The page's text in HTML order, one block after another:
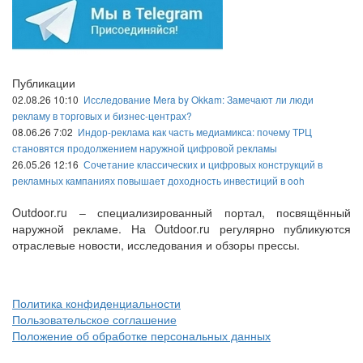
Публикации
02.08.26 10:10 Исследование Mera by Okkam: Замечают ли люди
рекламу в торговых и бизнес-центрах?
08.06.26 7:02 Индор-реклама как часть медиамикса: почему ТРЦ
становятся продолжением наружной цифровой рекламы
26.05.26 12:16 Сочетание классических и цифровых конструкций в
рекламных кампаниях повышает доходность инвестиций в ooh
Outdoor.ru – специализированный портал, посвящённый
наружной рекламе. На Outdoor.ru регулярно публикуются
отраслевые новости, исследования и обзоры прессы.
Политика конфиденциальности
Пользовательское соглашение
Положение об обработке персональных данных